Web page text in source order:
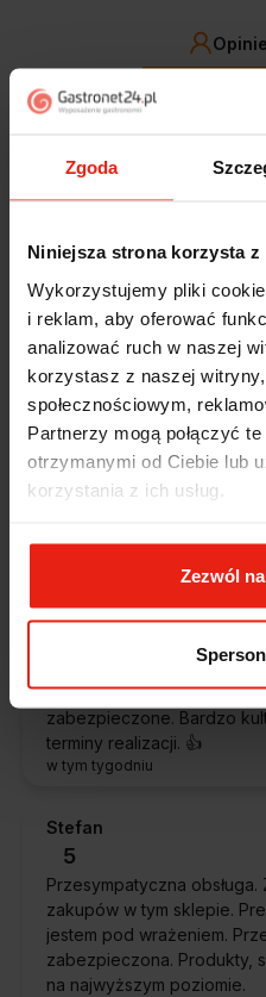
Zgoda
Niniejsza strona korzysta
Wykorzystujemy pliki
i reklam, aby oferować
analizować ruch w naszej
korzystasz z naszej
społecznościowym,
Partnerzy mogą połączyć
otrzymanymi od Ciebie lub
korzystania z ich usług.
Zezwól
Jak zbieramy opinie?
Alicja
Jestem zaskoczona, że ta
szybko. Paczka dotarła
sprawnie, bez problemów.
klienta.
wczoraj
5
Ekspresowa realizacja
oczekiwaniami.
w tym tygodniu
Piotr
Ekspresowa dostawa,
chętnie podpowie i
zabezpieczone. Bardzo
terminy realizacji. 👍️
w tym tygodniu
Stefan
5
Przesympatyczna
zakupów w tym sklepie.
jestem pod wrażeniem.
zabezpieczona. Produkty,
na najwyższym poziomie.